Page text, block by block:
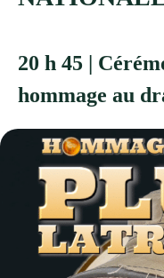
20 h 45 |
hommage au